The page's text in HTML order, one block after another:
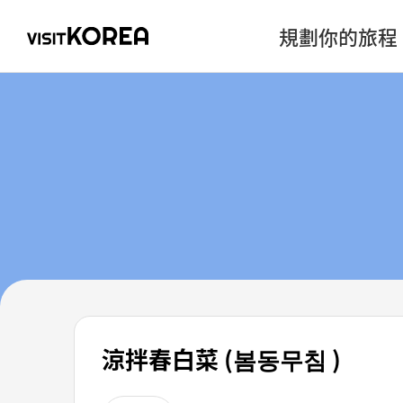
規劃你的旅程
涼拌春白菜 (봄동무침 )